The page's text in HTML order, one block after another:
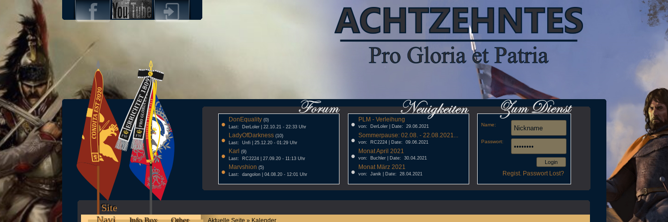
• DonEquality(0)
Last: DerLoler | 22.10.21 - 22:33 Uhr
• LadyOfDarkness(10)
Last: Unfi | 25.12.20 - 01:29 Uhr
• Karl (9)
Last: RC2224 | 27.09.20 - 11:13 Uhr
• Marvshion (5)
Last: dangolon | 04.08.20 - 12:01 Uhr
• PLM - Verleihung
von: DerLoler | Date: 29.06.2021
• Sommerpause: 02.08. - 22.08.2021...
von: RC2224 | Date: 09.06.2021
• Monat April 2021
von: Buchler | Date: 30.04.2021
• Monat März 2021
von: Janik | Date: 28.04.2021
Name:
Passwort:
Login
Regist. Passwort Lost?
Site
Aktuelle Seite » Kalender